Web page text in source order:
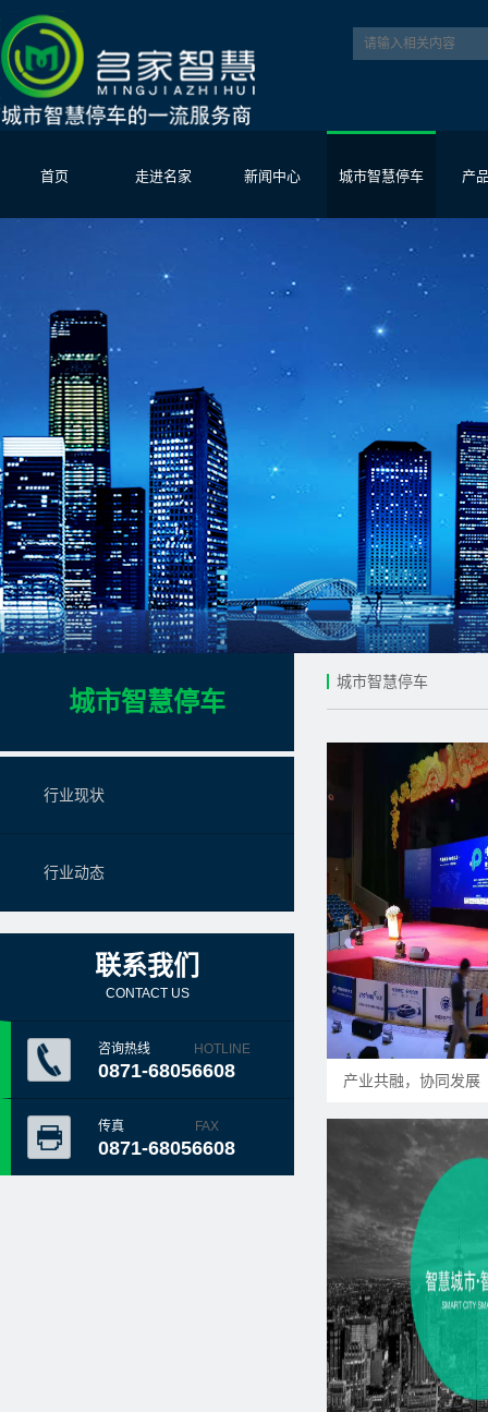
首页 走进名家 新闻中心 城市智慧停车 产
城市智慧停车
行业现状
行业动态
联系我们
CONTACT US
咨询热线 HOTLINE
0871-68056608
传真 FAX
0871-68056608
城市智慧停车
产业共融，协同发展